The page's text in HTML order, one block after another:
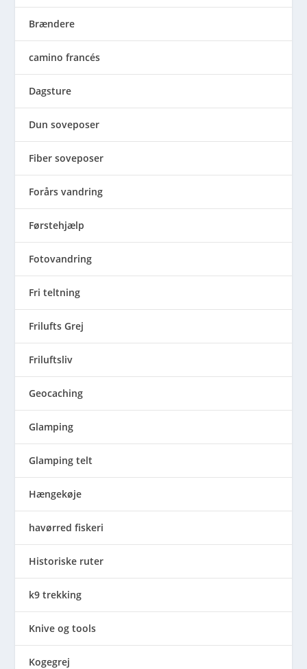
Brændere
camino francés
Dagsture
Dun soveposer
Fiber soveposer
Forårs vandring
Førstehjælp
Fotovandring
Fri teltning
Frilufts Grej
Friluftsliv
Geocaching
Glamping
Glamping telt
Hængekøje
havørred fiskeri
Historiske ruter
k9 trekking
Knive og tools
Kogegrej